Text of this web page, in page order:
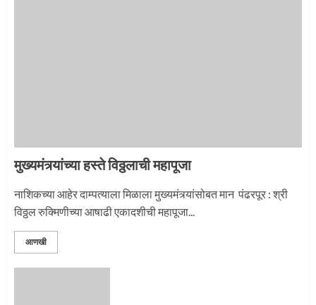
3
मुख्यमंत्र्यांच्या हस्ते विठ्ठलाची महापूजा
नाशिकच्या आहेर दाम्पत्याला मिळाला मुख्यमंत्र्यांसोबत मान पंढरपूर : श्री
विठ्ठल रुक्मिणीच्या आषाढी एकादशीची महापूजा...
आणखी